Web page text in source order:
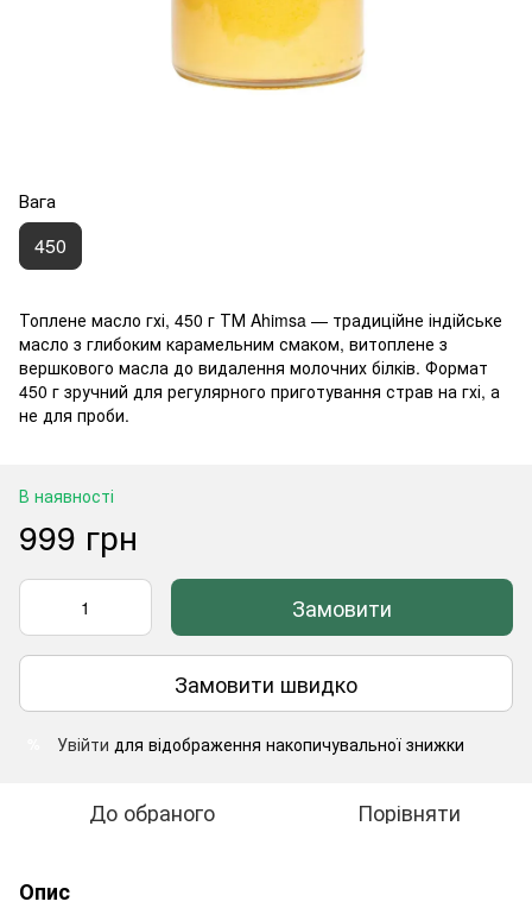
Вага
450
Топлене масло гхі, 450 г ТМ Ahimsa — традиційне індійське
масло з глибоким карамельним смаком, витоплене з
вершкового масла до видалення молочних білків. Формат
450 г зручний для регулярного приготування страв на гхі, а
не для проби.
В наявності
999 грн
Замовити
Замовити швидко
Увійти для відображення накопичувальної знижки
До обраного Порівняти
Опис